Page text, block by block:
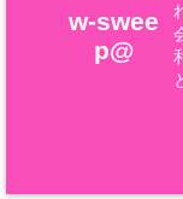
w-swee
p@